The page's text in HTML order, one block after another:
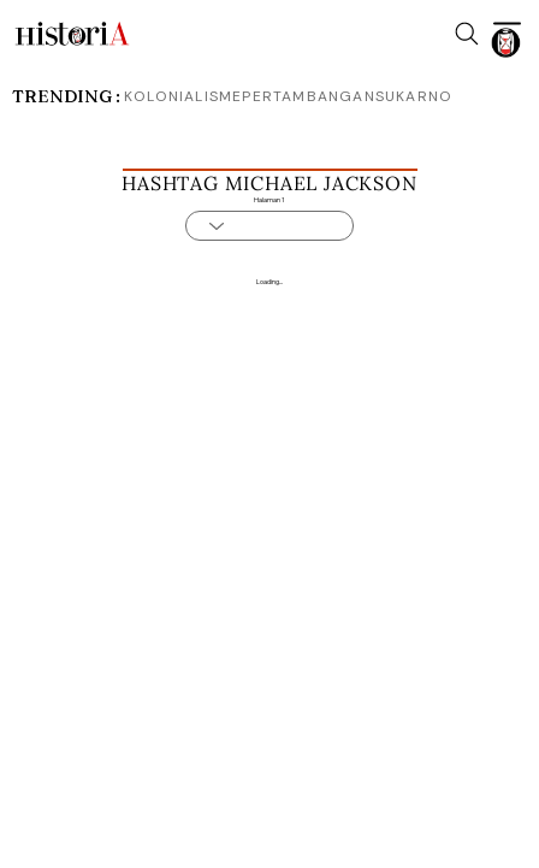
HASHTAG MICHAEL JACKSON
Halaman 1
Loading...
TRENDING : KOLONIALISMEPERTAMBANGANSUKARNO